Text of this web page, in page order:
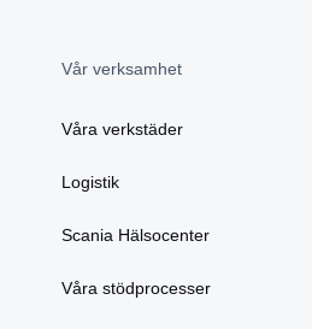
Vår verksamhet
Våra verkstäder
Logistik
Scania Hälsocenter
Våra stödprocesser